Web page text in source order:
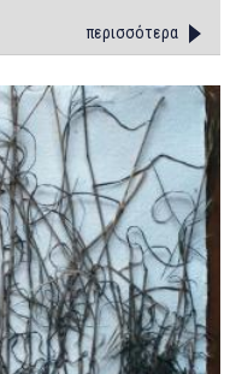
περισσότερα